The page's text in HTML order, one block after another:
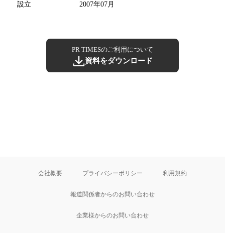
設立
2007年07月
PR TIMESのご利用について
資料をダウンロード
会社概要 プライバシーポリシー 利用規約
報道関係者からのお問い合わせ
企業様からのお問い合わせ